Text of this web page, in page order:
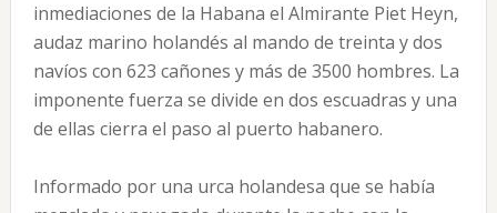
inmediaciones de la Habana el Almirante Piet Heyn,
audaz marino holandés al mando de treinta y dos
navíos con 623 cañones y más de 3500 hombres. La
imponente fuerza se divide en dos escuadras y una
de ellas cierra el paso al puerto habanero.
Informado por una urca holandesa que se había